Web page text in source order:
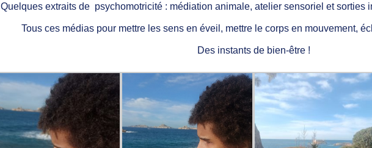
Quelques extraits de psychomotricité : médiation animale, atelier sensoriel et sorties
Tous ces médias pour mettre les sens en éveil, mettre le corps en mouvement,
Des instants de bien-être !